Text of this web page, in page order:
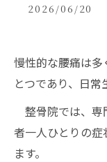
2026/06/20
慢性的な腰痛は
とつであり、日常
整骨院では、専
者一人ひとりの
ます。